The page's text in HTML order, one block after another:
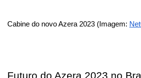
Cabine do novo Azera 2023 (Imagem:
Futuro do Azera 2023 no